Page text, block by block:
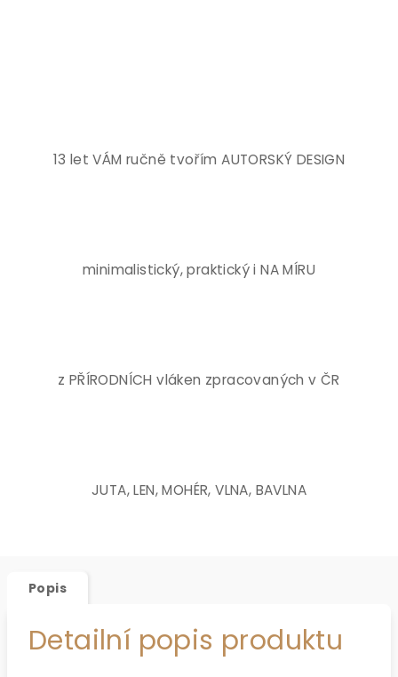
13 let VÁM ručně tvořím AUTORSKÝ DESIGN
minimalistický, praktický i NA MÍRU
z PŘÍRODNÍCH vláken zpracovaných v ČR
JUTA, LEN, MOHÉR, VLNA, BAVLNA
Popis
Detailní popis produktu